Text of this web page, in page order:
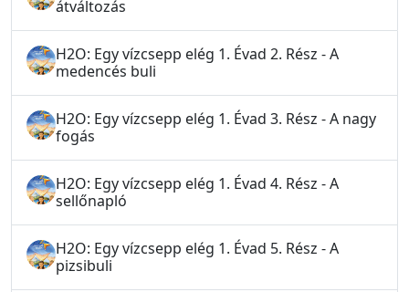
átváltozás
H2O: Egy vízcsepp elég 1. Évad 2. Rész - A
medencés buli
H2O: Egy vízcsepp elég 1. Évad 3. Rész - A nagy
fogás
H2O: Egy vízcsepp elég 1. Évad 4. Rész - A
sellőnapló
H2O: Egy vízcsepp elég 1. Évad 5. Rész - A
pizsibuli